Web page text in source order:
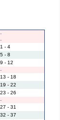
-
-
1 - 4
5 - 8
9 - 12
-
13 - 18
19 - 22
23 - 26
-
27 - 31
32 - 37